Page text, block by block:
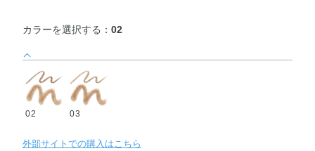
カラーを選択する：02
02 03
外部サイトでの購入はこちら